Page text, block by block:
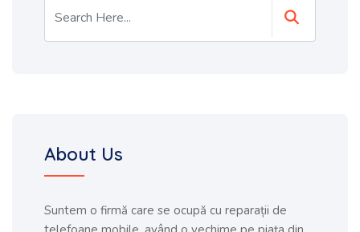
About Us
Suntem o firmă care se ocupă cu reparații de